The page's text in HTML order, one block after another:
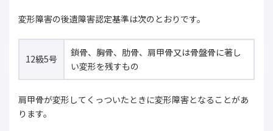
変形障害の後遺障害認定基準は次のとおりです。
12級5号
鎖骨、胸骨、肋骨、肩甲骨又は骨盤骨に著し
い変形を残すもの
肩甲骨が変形してくっついたときに変形障害となることがあ
ります。